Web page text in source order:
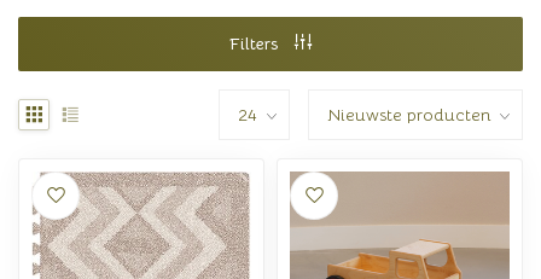
Filters